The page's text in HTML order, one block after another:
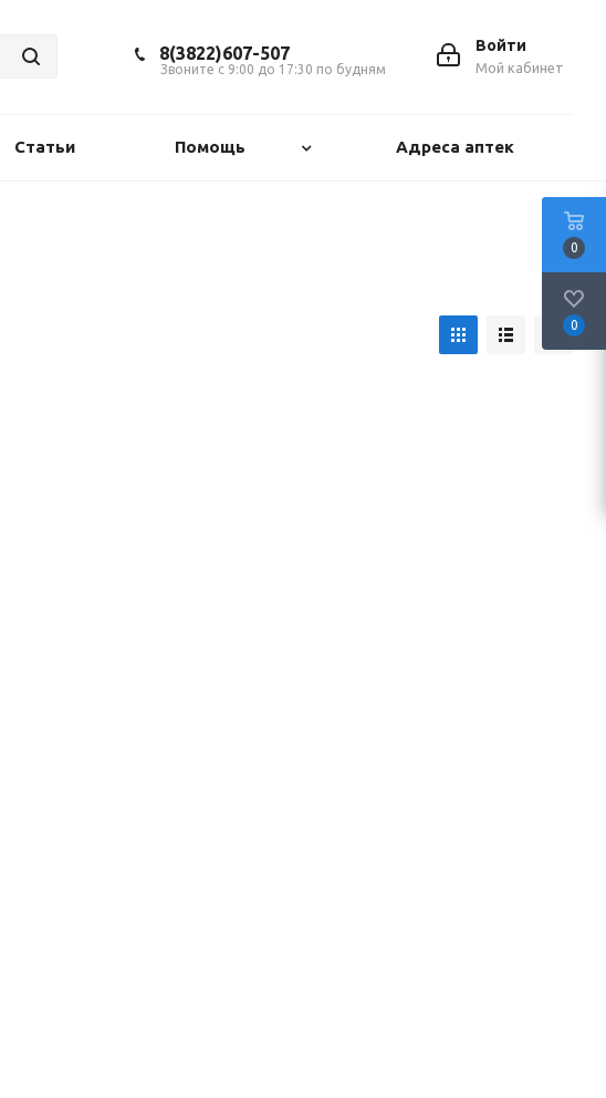
Войти
Мой кабинет
8(3822)607-507
Звоните с 9:00 до 17:30 по будням
Статьи Помощь Адреса аптек
0
0